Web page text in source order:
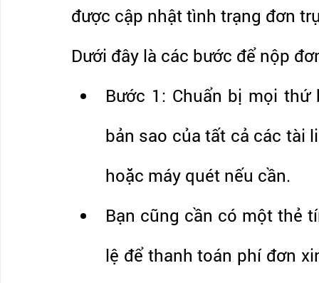
được cập nhật tình trạng đơn
Dưới đây là các bước để nộp
Bước 1: Chuẩn bị mọi
bản sao của tất cả các tài
hoặc máy quét nếu cần.
Bạn cũng cần có một thẻ
lệ để thanh toán phí đơn